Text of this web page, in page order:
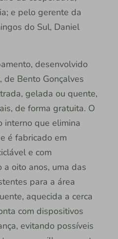
e pelo gerente da
do Sul, Daniel
desenvolvido
de Bento Gonçalves
gelada ou quente,
de forma gratuita. O
que elimina
é fabricado em
e com
oito anos, uma das
para a área
aquecida a cerca
com dispositivos
evitando possíveis